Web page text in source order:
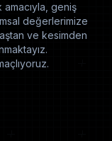
amacıyla, geniş
değerlerimize
ve kesimden